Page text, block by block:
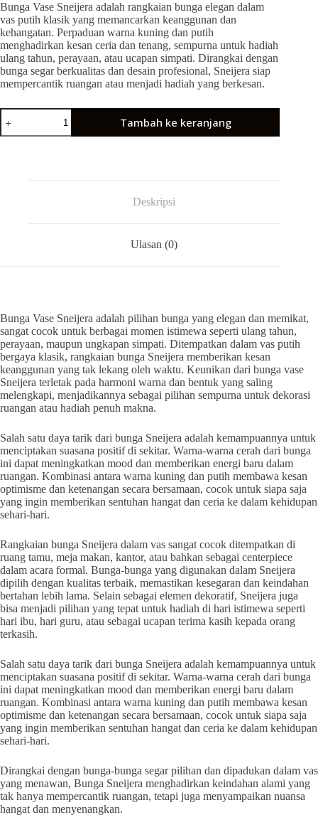
Bunga Vase Sneijera adalah rangkaian bunga elegan dalam
vas putih klasik yang memancarkan keanggunan dan
kehangatan. Perpaduan warna kuning dan putih
menghadirkan kesan ceria dan tenang, sempurna untuk hadiah
ulang tahun, perayaan, atau ucapan simpati. Dirangkai dengan
bunga segar berkualitas dan desain profesional, Sneijera siap
mempercantik ruangan atau menjadi hadiah yang berkesan.
Tambah ke keranjang
Deskripsi
Ulasan (0)
Bunga Vase Sneijera adalah pilihan bunga yang elegan dan memikat,
sangat cocok untuk berbagai momen istimewa seperti ulang tahun,
perayaan, maupun ungkapan simpati. Ditempatkan dalam vas putih
bergaya klasik, rangkaian bunga Sneijera memberikan kesan
keanggunan yang tak lekang oleh waktu. Keunikan dari bunga vase
Sneijera terletak pada harmoni warna dan bentuk yang saling
melengkapi, menjadikannya sebagai pilihan sempurna untuk dekorasi
ruangan atau hadiah penuh makna.
Salah satu daya tarik dari bunga Sneijera adalah kemampuannya untuk
menciptakan suasana positif di sekitar. Warna-warna cerah dari bunga
ini dapat meningkatkan mood dan memberikan energi baru dalam
ruangan. Kombinasi antara warna kuning dan putih membawa kesan
optimisme dan ketenangan secara bersamaan, cocok untuk siapa saja
yang ingin memberikan sentuhan hangat dan ceria ke dalam kehidupan
sehari-hari.
Rangkaian bunga Sneijera dalam vas sangat cocok ditempatkan di
ruang tamu, meja makan, kantor, atau bahkan sebagai centerpiece
dalam acara formal. Bunga-bunga yang digunakan dalam Sneijera
dipilih dengan kualitas terbaik, memastikan kesegaran dan keindahan
bertahan lebih lama. Selain sebagai elemen dekoratif, Sneijera juga
bisa menjadi pilihan yang tepat untuk hadiah di hari istimewa seperti
hari ibu, hari guru, atau sebagai ucapan terima kasih kepada orang
terkasih.
Salah satu daya tarik dari bunga Sneijera adalah kemampuannya untuk
menciptakan suasana positif di sekitar. Warna-warna cerah dari bunga
ini dapat meningkatkan mood dan memberikan energi baru dalam
ruangan. Kombinasi antara warna kuning dan putih membawa kesan
optimisme dan ketenangan secara bersamaan, cocok untuk siapa saja
yang ingin memberikan sentuhan hangat dan ceria ke dalam kehidupan
sehari-hari.
Dirangkai dengan bunga-bunga segar pilihan dan dipadukan dalam vas
yang menawan, Bunga Sneijera menghadirkan keindahan alami yang
tak hanya mempercantik ruangan, tetapi juga menyampaikan nuansa
hangat dan menyenangkan.